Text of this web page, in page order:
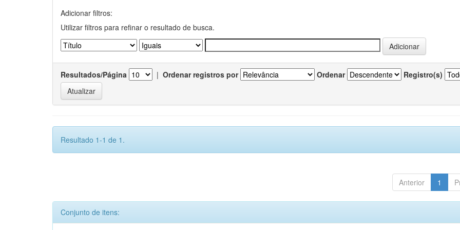
Adicionar filtros:
Utilizar filtros para refinar o resultado de busca.
Resultados/Página | Ordenar registros por Ordenar Registro(s)
Resultado 1-1 de 1.
Anterior 1
Conjunto de itens: